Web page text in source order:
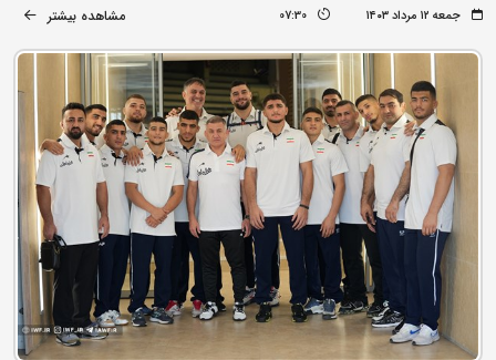
جمعه ۱۲ مرداد ۱۴۰۳ 07:30 مشاهده بیشتر